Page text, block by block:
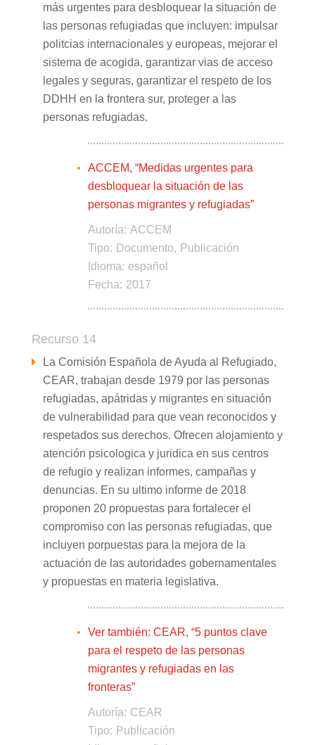
más urgentes para desbloquear la situación de
las personas refugiadas que incluyen: impulsar
politcias internacionales y europeas, mejorar el
sistema de acogida, garantizar vias de acceso
legales y seguras, garantizar el respeto de los
DDHH en la frontera sur, proteger a las
personas refugiadas.
ACCEM, “Medidas urgentes para
desbloquear la situación de las
personas migrantes y refugiadas”
Autoría: ACCEM
Tipo: Documento
Publicación
Idioma: español
Fecha: 2017
Recurso 14
La Comisión Española de Ayuda al Refugiado,
CEAR, trabajan desde 1979 por las personas
refugiadas, apátridas y migrantes en situación
de vulnerabilidad para que vean reconocidos y
respetados sus derechos. Ofrecen alojamiento y
atención psicologica y juridica en sus centros
de refugio y realizan informes, campañas y
denuncias. En su ultimo informe de 2018
proponen 20 propuestas para fortalecer el
compromiso con las personas refugiadas, que
incluyen porpuestas para la mejora de la
actuación de las autoridades gobernamentales
y propuestas en materia legislativa.
Ver también: CEAR, “5 puntos clave
para el respeto de las personas
migrantes y refugiadas en las
fronteras”
Autoría: CEAR
Tipo: Publicación